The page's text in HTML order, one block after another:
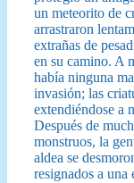
un meteorito de
arrastraron
extrañas de
en su camino. A
había ninguna
invasión; las
extendiéndose a
Después de
monstruos, la
aldea se
resignados a una